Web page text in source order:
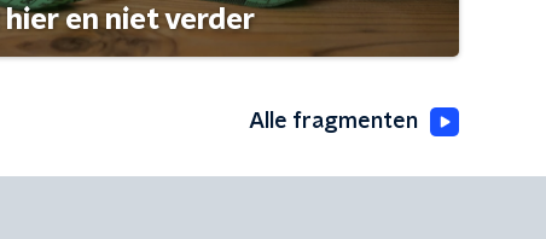
en niet verder
Alle fragmenten